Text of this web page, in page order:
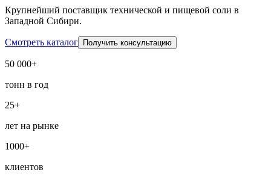
Крупнейший поставщик технической и пищевой соли в
Западной Сибири.
Смотреть каталог Получить консультацию
50 000+
тонн в год
25+
лет на рынке
1000+
клиентов